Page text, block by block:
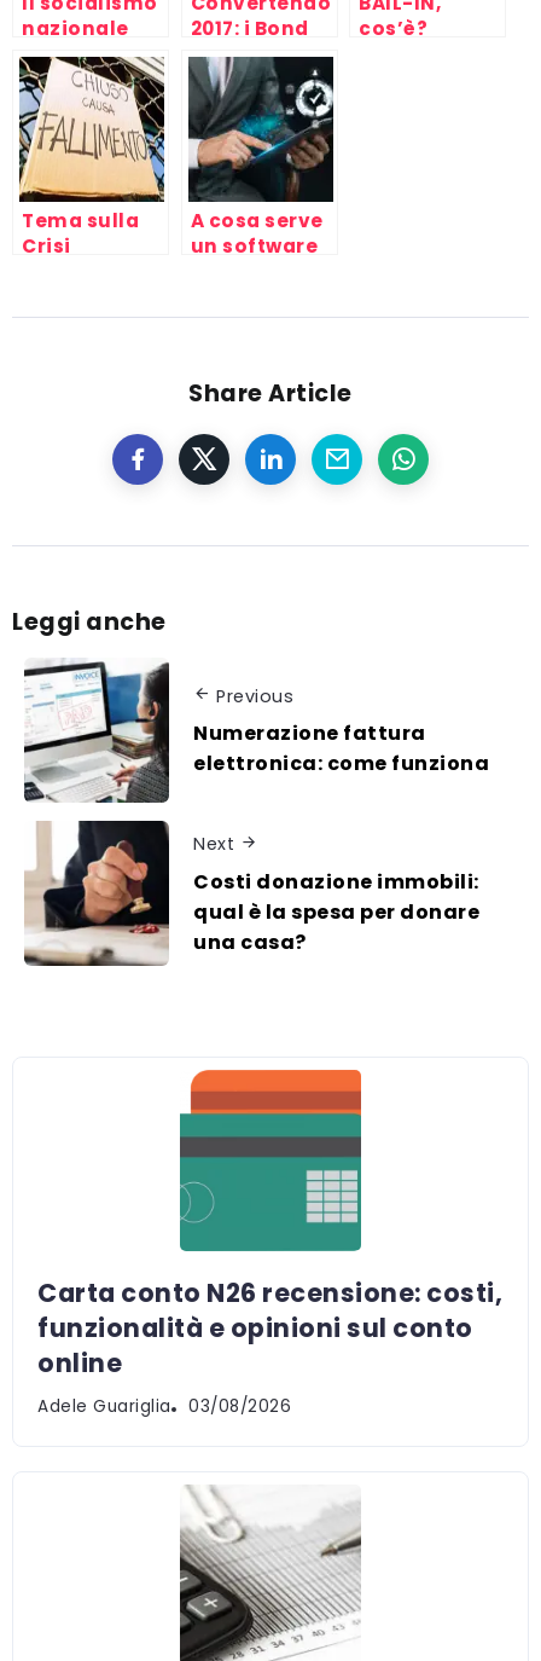
nazionale
europeo è
morto: ecco
perchè
2017: i Bond
convertibili
cos’è?
Tema sulla
Crisi
attuale: una
A cosa serve
un software
aziendale
Share Article
Leggi anche
Previous
Numerazione fattura
elettronica: come funziona
Next
Costi donazione immobili:
qual è la spesa per donare
una casa?
Carta conto N26 recensione: costi,
funzionalità e opinioni sul conto
online
Adele Guariglia 03/08/2026